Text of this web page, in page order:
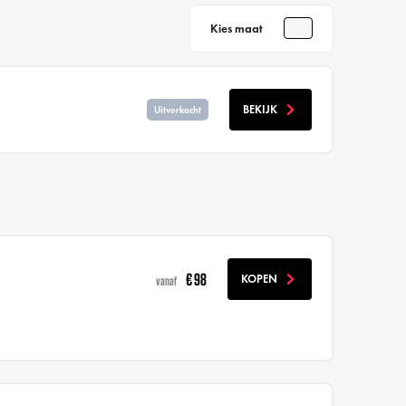
Kies maat
Uitverkocht BEKIJK
vanaf € 98 KOPEN